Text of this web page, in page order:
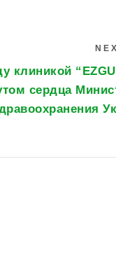
клиникой “EZGU
сердца